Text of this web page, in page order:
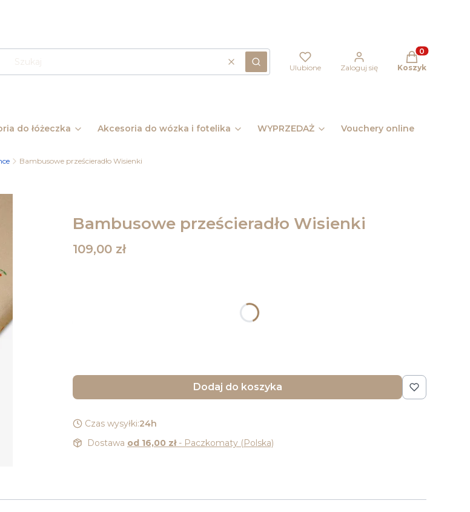
WyczyśćSzukaj Ulubione Zaloguj się
Produkty w
Koszyk
do łóżeczka Akcesoria do wózka i fotelika WYPRZEDAŻ Vouchery online
Bambusowe prześcieradło Wisienki
Bambusowe prześcieradło Wisienki
Cena
109,00 zł
Dodaj do koszyka
Czas wysyłki:24h
Dostawa od 16,00 zł - Paczkomaty (Polska)